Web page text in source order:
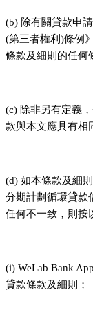
(b) 除有關貸款申
(第三者權利)條例
條款及細則的任何
(c) 除非另有定義
款與本文應具有相
(d) 如本條款及細
分期計劃循環貸款
任何不一致，則按
(i) WeLab Bank
貸款條款及細則；